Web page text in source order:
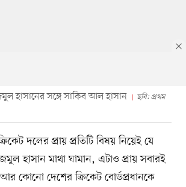
হাসানের সঙ্গে সাকিব আল হাসান
ছবি: প্রথম
দলের প্রায় প্রতিটি বিষয় নিয়েই যে
হাসান মাথা ঘামান, এটাও প্রায় সবারই
কোনো দেশের ক্রিকেট বোর্ডপ্রধানকে